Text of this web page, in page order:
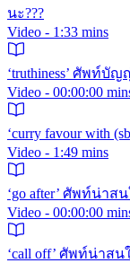
นะ???
Video - 1:33 mins
‘truthiness’ ศัพท์บั
Video - 00:00:00
‘curry favour with
Video - 1:49 mins
‘go after’ ศัพท์น่าส
Video - 00:00:00
‘call off’ ศัพท์น่าส